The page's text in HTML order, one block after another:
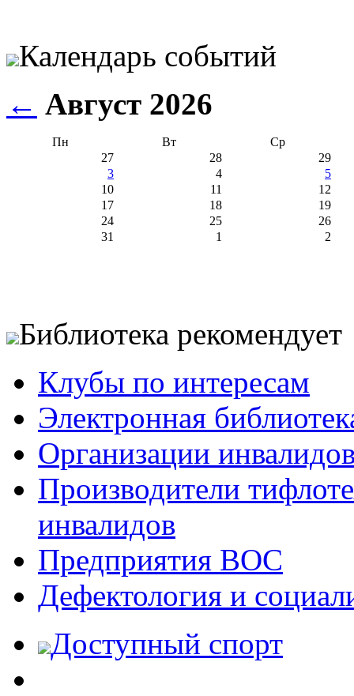
Календарь событий
← Август 2026
Пн Вт
Ср
27
28
29
3
4
5
10
11
12
17
18
19
24
25
26
31
1 2
Библиотека рекомендует
Клубы по интересам
Электронная
Организации
Производители
инвалидов
Предприятия ВОС
Дефектология и
Доступный спорт